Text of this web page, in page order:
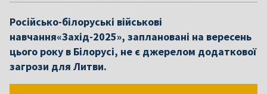
Російсько-білоруські військові
навчання«Захід-2025», заплановані на вересень
цього року в Білорусі, не є джерелом додаткової
загрози для Литви.